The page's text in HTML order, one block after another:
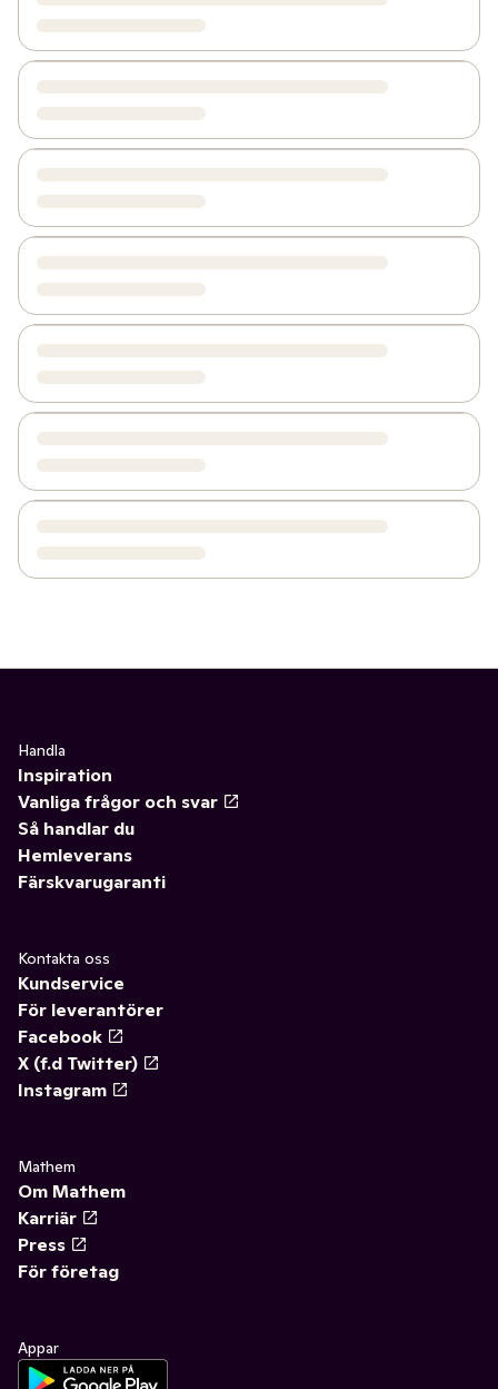
Handla
Inspiration
Vanliga frågor och svar
Så handlar du
Hemleverans
Färskvarugaranti
Kontakta oss
Kundservice
För leverantörer
Facebook
X (f.d Twitter)
Instagram
Mathem
Om Mathem
Karriär
Press
För företag
Appar